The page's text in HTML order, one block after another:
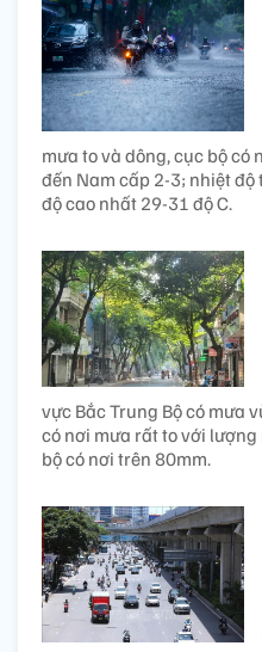
mưa to và dông, cục bộ có
đến Nam cấp 2-3; nhiệt
độ cao nhất 29-31 độ C.
vực Bắc Trung Bộ có mưa
có nơi mưa rất to với
bộ có nơi trên 80mm.